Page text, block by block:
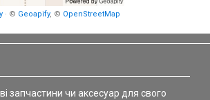
· © Geoapify, © OpenStreetMap
запчастини чи аксесуар для свого